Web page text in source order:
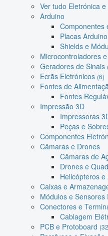
Ver tudo Eletrónica
Arduino
Componentes
Placas Arduino
Shields e
Microcontroladores
Geradores de Sinais
Ecrãs Eletrónicos (6)
Fontes de
Fontes
Impressão 3D
Impressoras
Peças e
Componentes
Câmaras e Drones
Câmaras de
Drones e
Helicópteros e
Caixas e
Módulos e Sensores
Conectores e
Cablagem
PCB e Protoboard